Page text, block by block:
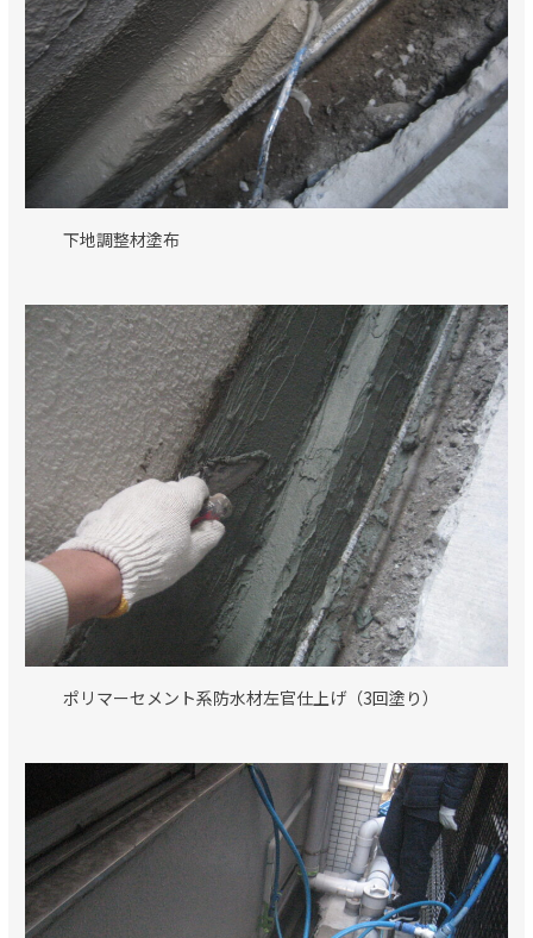
下地調整材塗布
ポリマーセメント系防水材左官仕上げ（3回塗り）